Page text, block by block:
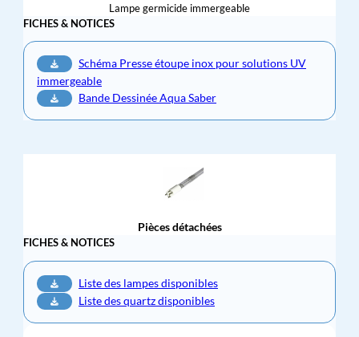
Lampe germicide immergeable
FICHES & NOTICES
Schéma Presse étoupe inox pour solutions UV
immergeable
Bande Dessinée Aqua Saber
Pièces détachées
FICHES & NOTICES
Liste des lampes disponibles
Liste des quartz disponibles